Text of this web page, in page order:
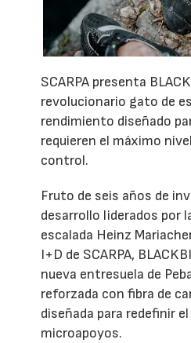
SCARPA presenta
revolucionario gato de
rendimiento diseñado
requieren el máximo
control.
Fruto de seis años de
desarrollo liderados por
escalada Heinz
I+D de SCARPA,
nueva entresuela de
reforzada con fibra de
diseñada para redefinir
microapoyos.